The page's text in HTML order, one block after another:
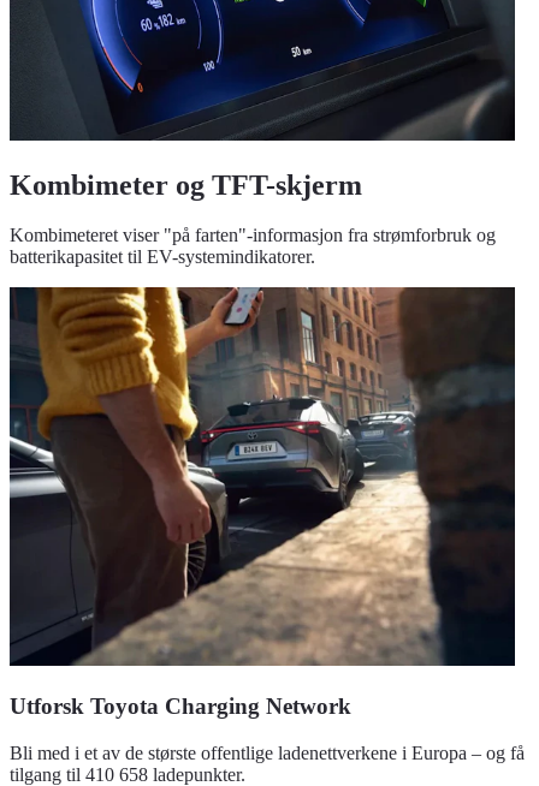
Kombimeter og TFT-skjerm
Kombimeteret viser "på farten"-informasjon fra strømforbruk og
batterikapasitet til EV-systemindikatorer.
Utforsk Toyota Charging Network
Bli med i et av de største offentlige ladenettverkene i Europa – og få
tilgang til 410 658 ladepunkter.